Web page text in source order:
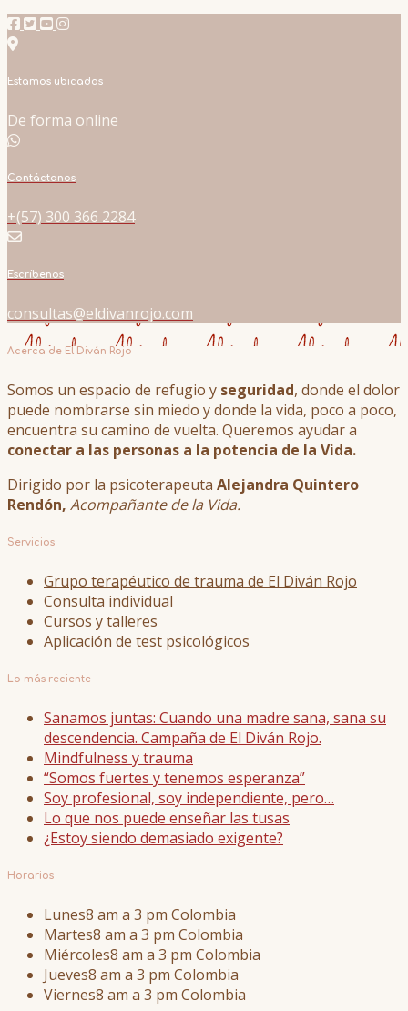
Estamos ubicados
De forma online
Contáctanos
+(57) 300 366 2284
Escríbenos
consultas@eldivanrojo.com
Acerca de El Diván Rojo
Somos un espacio de refugio y seguridad, donde el dolor
puede nombrarse sin miedo y donde la vida, poco a poco,
encuentra su camino de vuelta. Queremos ayudar a
conectar a las personas a la potencia de la Vida.
Dirigido por la psicoterapeuta Alejandra Quintero
Rendón, Acompañante de la Vida.
Servicios
Grupo terapéutico de trauma de El Diván Rojo
Consulta individual
Cursos y talleres
Aplicación de test psicológicos
Lo más reciente
Sanamos juntas: Cuando una madre sana, sana su
descendencia. Campaña de El Diván Rojo.
Mindfulness y trauma
“Somos fuertes y tenemos esperanza”
Soy profesional, soy independiente, pero…
Lo que nos puede enseñar las tusas
¿Estoy siendo demasiado exigente?
Horarios
Lunes8 am a 3 pm Colombia
Martes8 am a 3 pm Colombia
Miércoles8 am a 3 pm Colombia
Jueves8 am a 3 pm Colombia
Viernes8 am a 3 pm Colombia